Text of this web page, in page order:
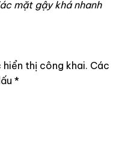
mặt gậy khá nhanh
thị công khai. Các
*